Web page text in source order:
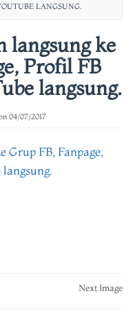
LANGSUNG.
langsung ke
Profil FB
langsung.
04/07/2017
Next Image